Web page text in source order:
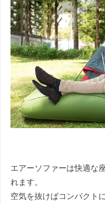
エアーソファーは快適な
れます。
空気を抜けばコンパクト